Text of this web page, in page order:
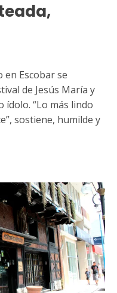
Escobar se
de Jesús María y
“Lo más lindo
sostiene, humilde y